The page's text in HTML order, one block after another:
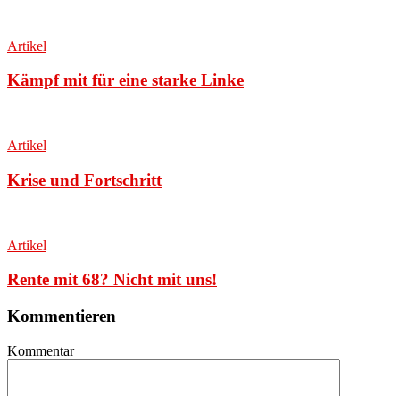
Artikel
Kämpf mit für eine starke Linke
Artikel
Krise und Fortschritt
Artikel
Rente mit 68? Nicht mit uns!
Kommentieren
Kommentar